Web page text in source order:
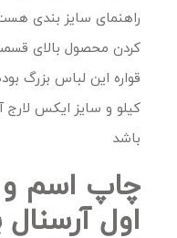
راهنمای سایز بندی
کردن محصول بالای
باشد
چاپ اسم و
اول